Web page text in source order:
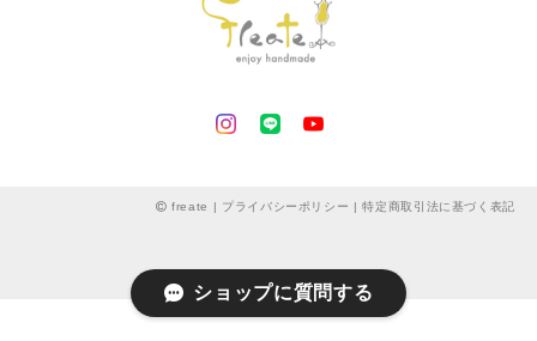
freate | プライバシーポリシー |特定商取引法に基づく表記
ショップに質問する